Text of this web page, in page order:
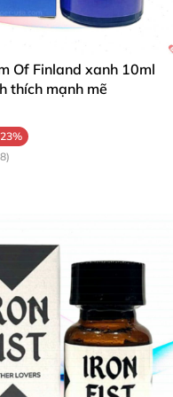
đó nín thở khoảng 1
bay hơi.
Of Finland xanh 10ml
thích mạnh mẽ